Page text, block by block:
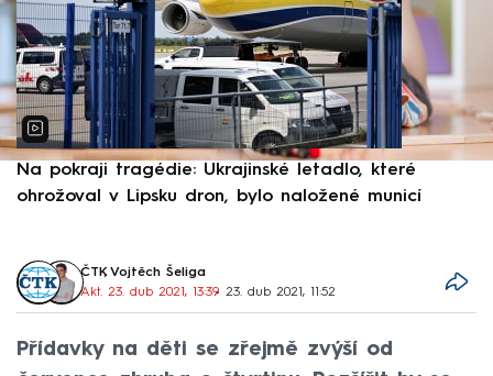
Na pokraji tragédie: Ukrajinské letadlo, které
ohrožoval v Lipsku dron, bylo naložené municí
ČTK, Vojtěch Šeliga
Akt. 23. dub 2021, 13:39• 23. dub 2021, 11:52
Přídavky na děti se zřejmě zvýší od